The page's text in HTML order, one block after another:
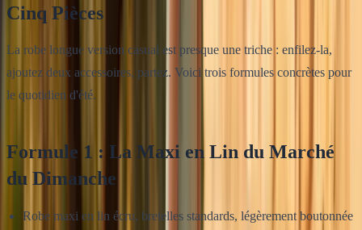
Cinq Pièces
La robe longue version casual est presque une triche : enfilez-la,
ajoutez deux accessoires, partez. Voici trois formules concrètes pour
le quotidien d'été.
Formule 1 : La Maxi en Lin du Marché
du Dimanche
Robe maxi en lin écru, bretelles standards, légèrement boutonnée